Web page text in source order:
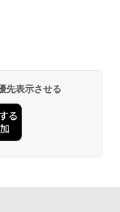
先表示させる